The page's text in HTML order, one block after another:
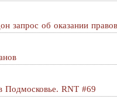
запрос об оказании
Подмосковье. RNT #69